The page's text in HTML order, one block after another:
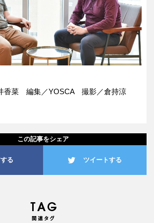
香菜 編集／YOSCA 撮影／倉持涼
この記事をシェア
る ツイートする